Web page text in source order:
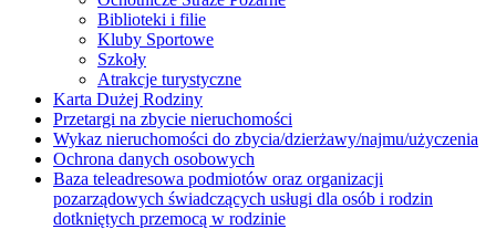
Biblioteki i filie
Kluby Sportowe
Szkoły
Atrakcje turystyczne
Karta Dużej Rodziny
Przetargi na zbycie nieruchomości
Wykaz nieruchomości do zbycia/dzierżawy/najmu/użyczenia
Ochrona danych osobowych
Baza teleadresowa podmiotów oraz organizacji
pozarządowych świadczących usługi dla osób i rodzin
dotkniętych przemocą w rodzinie